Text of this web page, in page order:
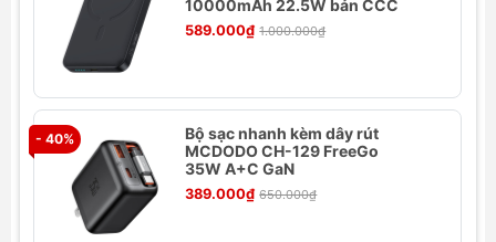
Thông số kỹ thuật
10000mAh 22.5W bản CCC
589.000₫ 1.000.000₫
- 40%
Bộ sạc nhanh kèm dây rút
MCDODO CH-129 FreeGo
35W A+C GaN
389.000₫ 650.000₫